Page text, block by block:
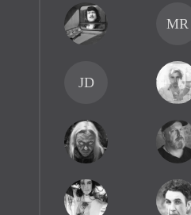
MR
JD